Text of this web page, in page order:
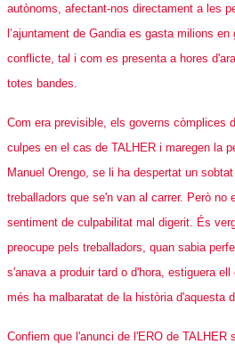
autònoms, afectant-nos directament a les
l’ajuntament de Gandia es gasta milions
conflicte, tal i com es presenta a hores
totes bandes.
Com era previsible, els governs còmplices
culpes en el cas de TALHER i maregen la
Manuel Orengo, se li ha despertat un
treballadors que se'n van al carrer. Però no
sentiment de culpabilitat mal digerit. És
preocupe pels treballadors, quan sabia
s'anava a produir tard o d'hora, estiguera
més ha malbaratat de la història d'aquesta
Confiem que l'anunci de l'ERO de TALHER